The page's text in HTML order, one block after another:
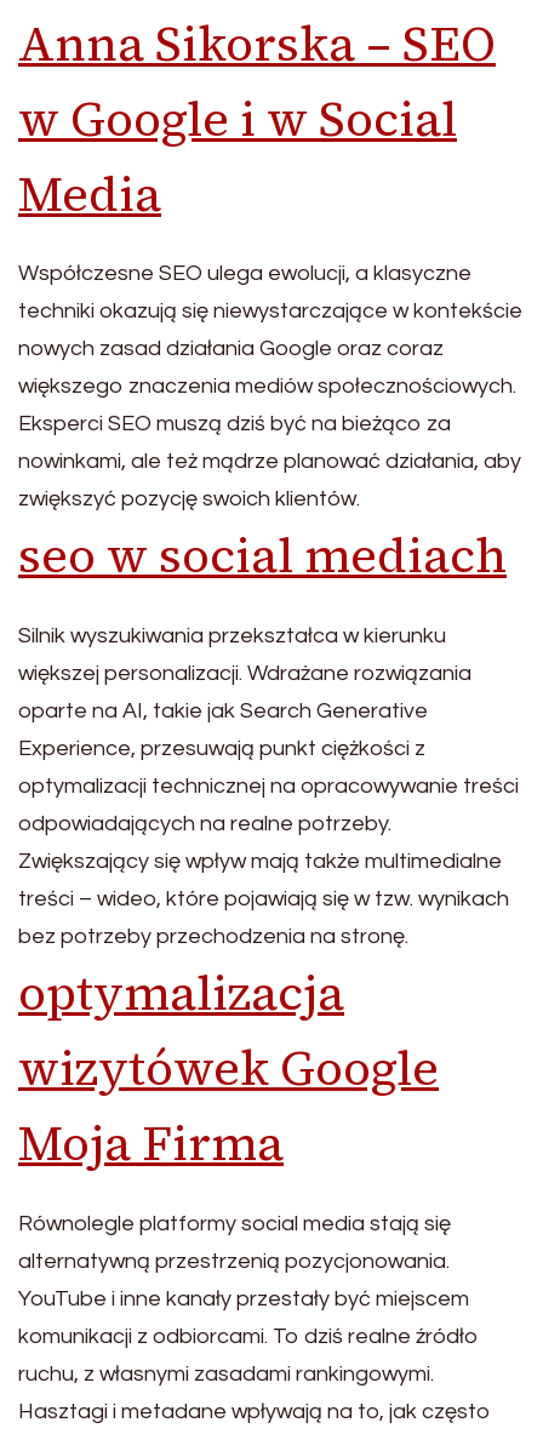
Anna Sikorska – SEO
w Google i w Social
Media
Współczesne SEO ulega ewolucji, a klasyczne
techniki okazują się niewystarczające w kontekście
nowych zasad działania Google oraz coraz
większego znaczenia mediów społecznościowych.
Eksperci SEO muszą dziś być na bieżąco za
nowinkami, ale też mądrze planować działania, aby
zwiększyć pozycję swoich klientów.
seo w social mediach
Silnik wyszukiwania przekształca w kierunku
większej personalizacji. Wdrażane rozwiązania
oparte na AI, takie jak Search Generative
Experience, przesuwają punkt ciężkości z
optymalizacji technicznej na opracowywanie treści
odpowiadających na realne potrzeby.
Zwiększający się wpływ mają także multimedialne
treści – wideo, które pojawiają się w tzw. wynikach
bez potrzeby przechodzenia na stronę.
optymalizacja
wizytówek Google
Moja Firma
Równolegle platformy social media stają się
alternatywną przestrzenią pozycjonowania.
YouTube i inne kanały przestały być miejscem
komunikacji z odbiorcami. To dziś realne źródło
ruchu, z własnymi zasadami rankingowymi.
Hasztagi i metadane wpływają na to, jak często